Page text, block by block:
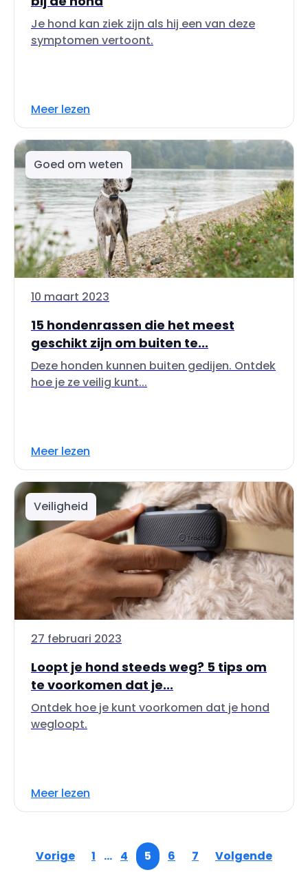
Je hond kan ziek zijn als hij een van deze
symptomen vertoont.
Meer lezen
Goed om weten
10 maart 2023
15 hondenrassen die het meest
geschikt zijn om buiten te...
Deze honden kunnen buiten gedijen. Ontdek
hoe je ze veilig kunt...
Meer lezen
Veiligheid
27 februari 2023
Loopt je hond steeds weg? 5 tips om
te voorkomen dat je...
Ontdek hoe je kunt voorkomen dat je hond
wegloopt.
Meer lezen
Vorige 1 … 4 5 6 7 Volgende